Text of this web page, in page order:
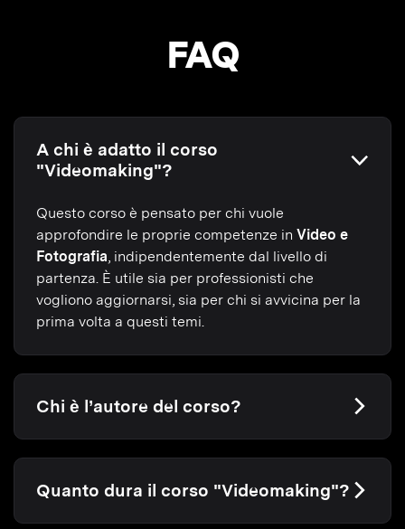
FAQ
A chi è adatto il corso
"Videomaking"?
Questo corso è pensato per chi vuole
approfondire le proprie competenze in Video e
Fotografia , indipendentemente dal livello di
partenza. È utile sia per professionisti che
vogliono aggiornarsi, sia per chi si avvicina per la
prima volta a questi temi.
Chi è l’autore del corso?
Quanto dura il corso "Videomaking"?